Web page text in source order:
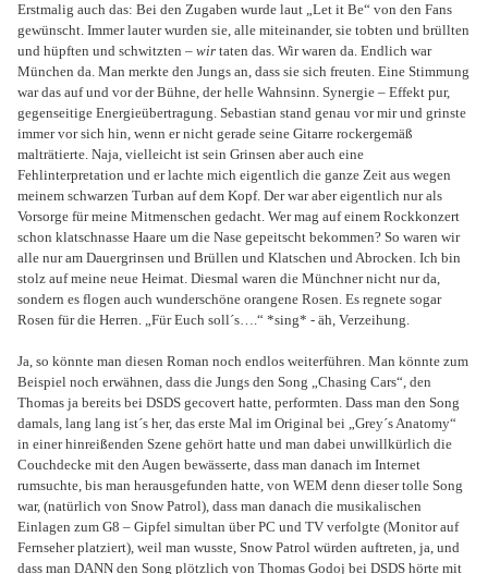
Erstmalig auch das: Bei den Zugaben wurde laut „Let it Be“ von den Fans
gewünscht. Immer lauter wurden sie, alle miteinander, sie tobten und brüllten
und hüpften und schwitzten – wir taten das. Wir waren da. Endlich war
München da. Man merkte den Jungs an, dass sie sich freuten. Eine Stimmung
war das auf und vor der Bühne, der helle Wahnsinn. Synergie – Effekt pur,
gegenseitige Energieübertragung. Sebastian stand genau vor mir und grinste
immer vor sich hin, wenn er nicht gerade seine Gitarre rockergemäß
malträtierte. Naja, vielleicht ist sein Grinsen aber auch eine
Fehlinterpretation und er lachte mich eigentlich die ganze Zeit aus wegen
meinem schwarzen Turban auf dem Kopf. Der war aber eigentlich nur als
Vorsorge für meine Mitmenschen gedacht. Wer mag auf einem Rockkonzert
schon klatschnasse Haare um die Nase gepeitscht bekommen? So waren wir
alle nur am Dauergrinsen und Brüllen und Klatschen und Abrocken. Ich bin
stolz auf meine neue Heimat. Diesmal waren die Münchner nicht nur da,
sondern es flogen auch wunderschöne orangene Rosen. Es regnete sogar
Rosen für die Herren. „Für Euch soll´s….“ *sing* - äh, Verzeihung.
Ja, so könnte man diesen Roman noch endlos weiterführen. Man könnte zum
Beispiel noch erwähnen, dass die Jungs den Song „Chasing Cars“, den
Thomas ja bereits bei DSDS gecovert hatte, performten. Dass man den Song
damals, lang lang ist´s her, das erste Mal im Original bei „Grey´s Anatomy“
in einer hinreißenden Szene gehört hatte und man dabei unwillkürlich die
Couchdecke mit den Augen bewässerte, dass man danach im Internet
rumsuchte, bis man herausgefunden hatte, von WEM denn dieser tolle Song
war, (natürlich von Snow Patrol), dass man danach die musikalischen
Einlagen zum G8 – Gipfel simultan über PC und TV verfolgte (Monitor auf
Fernseher platziert), weil man wusste, Snow Patrol würden auftreten, ja, und
dass man DANN den Song plötzlich von Thomas Godoj bei DSDS hörte mit